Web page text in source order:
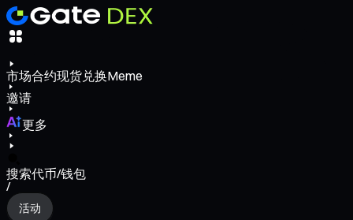
市场合约现货兑换Meme
邀请
更多
搜索代币/钱包
/
活动